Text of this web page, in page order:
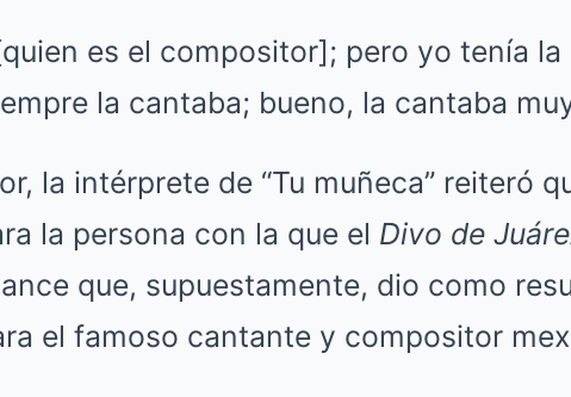
es el compositor]; pero yo tenía la
la cantaba; bueno, la cantaba
la intérprete de “Tu muñeca” reiteró
la persona con la que el Divo de
que, supuestamente, dio como
el famoso cantante y compositor